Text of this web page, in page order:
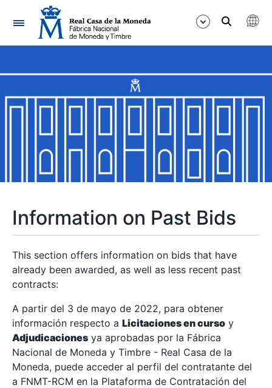
Navigation
Show/Hide
Show/Hide
Show/Hide
Show/Hide
Show/Hide
Information on Past Bids
This section offers information on bids that have
already been awarded, as well as less recent past
contracts:
A partir del 3 de mayo de 2022, para obtener
información respecto a Licitaciones en curso y
Adjudicaciones ya aprobadas por la Fábrica
Nacional de Moneda y Timbre - Real Casa de la
Moneda, puede acceder al perfil del contratante del
a FNMT-RCM en la Plataforma de Contratación del